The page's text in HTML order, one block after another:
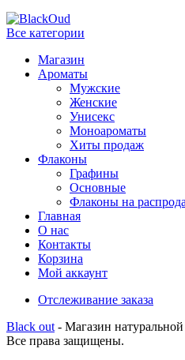
Все категории
Магазин
Ароматы
Мужские
Женские
Унисекс
Моноароматы
Хиты продаж
Флаконы
Графины
Основные
Флаконы на
Главная
О нас
Контакты
Корзина
Мой аккаунт
Отслеживание заказа
Black out - Магазин
Все права защищены.